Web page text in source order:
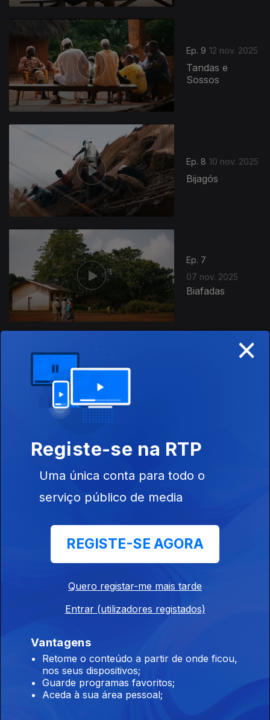
Ep. 9 12 nov. 2025
Tandas e
Sossos
Ep. 8 10 nov. 2025
Bijagós
Ep. 7
07 nov. 2025
Biafadas
Ep. 5
04 nov. 2025
Manjacos
×
Registe-se na RTP
Uma única conta para todo o
serviço público de media
REGISTE-SE AGORA
Quero registar-me mais tarde
Entrar (utilizadores registados)
Vantagens
Retome o conteúdo a partir de onde ficou,
nos seus dispositivos;
Guarde programas favoritos;
Aceda à sua área pessoal;